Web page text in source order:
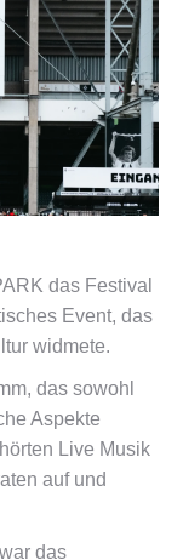
das Festival
Event, das
widmete.
das sowohl
Aspekte
Live Musik
auf und
das